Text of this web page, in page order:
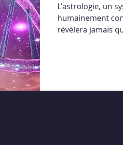
L'astrologie, un
humainement
révèlera jamais